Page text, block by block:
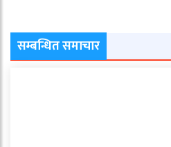
सम्बन्धित समाचार